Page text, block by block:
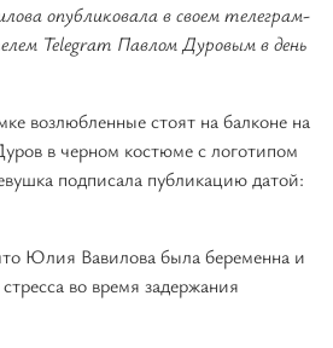
опубликовала в своем телеграм-
Telegram Павлом Дуровым в день
возлюбленные стоят на балконе на
в черном костюме с логотипом
подписала публикацию датой:
Юлия Вавилова была беременна и
во время задержания